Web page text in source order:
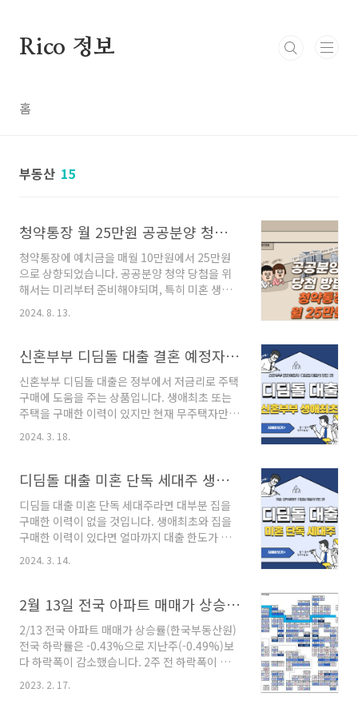
Rico 정보
홈
부동산 15
청약통장 월 25만원 공공분양 청약 당첨되는 방법 미혼 생애최초 특공 미성년자 가입
청약통장에 예치금을 매월 10만원에서 25만원
으로 상향되었습니다. 공공분양 청약 당첨을 위
해서는 미리부터 준비해야되며, 특히 미혼 생애
최초 특공에 대해 자세히 다뤄보겠습니다. 민간
분양보다 저렴하게 분양받을 수 있는 공공분양
해 알아보겠습니다. 청약통장 월 25만원 자동
높을수록 당첨확률이 올라갑니다. 공공분양 청약
당첨을 위한 방법에 대해서는 아래 좀 더 자세히
다루고 우선 청약통장에 대해 알아보겠습니
다. 1980년도부터 최근까지 청약통장 매월 납입
이체를 설정하셨다면 9월부터는 25만원으로 변
경하셔야 합니다. 자녀 등..
2024. 8. 13.
신혼부부 디딤돌 대출 결혼 예정자 생애최초 한도 금리 대상 방공제 등 신청방법
신혼부부 디딤돌 대출은 정부에서 저금리로 주택
구매에 도움을 주는 상품입니다. 생애최초 또는
주택을 구매한 이력이 있지만 현재 무주택자만
받을 수 있으며, 소득에 따라 금리를 차등을 두고
있습니다. 신혼부부 대상으로 최대 대출 한도와
겠습니다. 신혼부부 디딤돌 대출이란? 신혼부부
수 있으며, 저금리로 대출을 해주기 때문에 서민
층에서 최대 혜택을 받을 수 있도록 정부에서 지
원해 주는 대출 상품입니다. 신혼부부 또는 결혼
예정자의 경우 최대 4억 원까지 한도가 나오기 때
혼부부 디딤돌 대출 신청 바로가기 신혼부부 결
혼 예정자 ..
2024. 3. 18.
디딤돌 대출 미혼 단독 세대주 생애최초 대상자 한도 담보주택의 평가액
디딤들 대출 미혼 단독 세대주라면 대부분 집을
구매한 이력이 없을 것입니다. 생애최초와 집을
구매한 이력이 있다면 얼마까지 대출 한도가 나
오는지와 해당 주택 시세 가격 담보주택의 평가
액과 대출을 받을 수 있는 미혼 단독 세대주, 연소
겠습니다. 디딤돌 대출이란? 디딤돌 대출은 무주
택자에 대하여 말 그대로 디딤돌 할 수 있도록 돕
는 저금리 주택담보 대출로써 주택도시기금에서
저금리로 구입자금을 대출하는 상품입니다. 대출
의 대상자마다 조건이 다르기 때문에 본인에게
맞는 상품에 맞춰 대출 한도와 금리가 달라집니
2024. 3. 14.
2월 13일 전국 아파트 매매가 상승률(한국부동산원) 이상우 부동산 애널리스트
2/13 전국 아파트 매매가 상승률(한국부동산원)
전국 하락률은 -0.43%으로 지난주(-0.49%)보
다 하락폭이 감소했습니다. 2주 전 하락폭이 커졌
줄어들었다고 보기도 조금 그렇긴 합니다. 주간
2023. 2. 17.